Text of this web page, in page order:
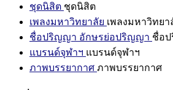
ชุดนิสิต ชุดนิสิต
เพลงมหาวิทยาลัย เพลงมหาวิทยา
ชื่อปริญญา อักษรย่อปริญญา ชื่อ
แบรนด์จุฬาฯ แบรนด์จุฬาฯ
ภาพบรรยากาศ ภาพบรรยากาศ